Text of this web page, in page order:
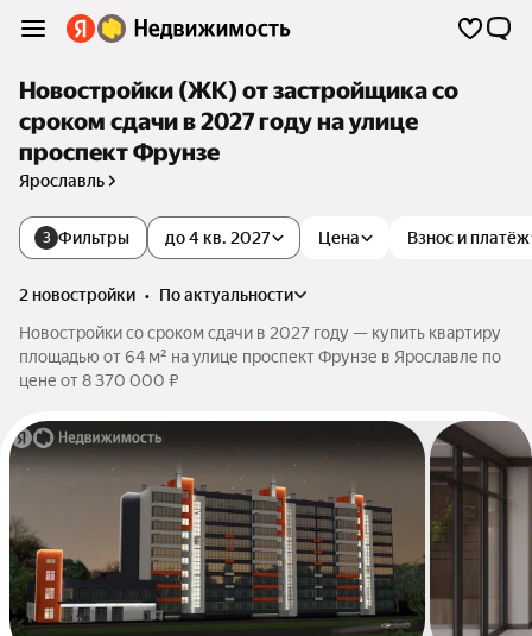
Новостройки (ЖК) от застройщика со
сроком сдачи в 2027 году на улице
проспект Фрунзе
Ярославль
3 Фильтры Цена Взнос и платёж
до 4 кв. 2027
2 новостройки •
по актуальности
Новостройки со сроком сдачи в 2027 году — купить квартиру
площадью от 64 м² на улице проспект Фрунзе в Ярославле по
цене от 8 370 000 ₽